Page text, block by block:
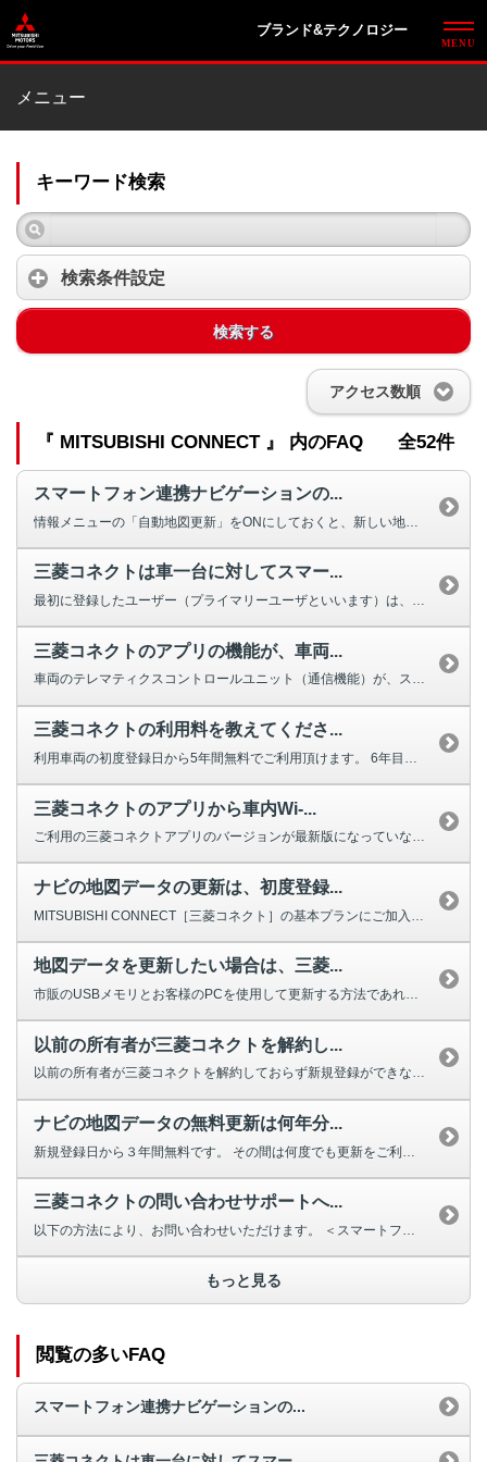
ブランド&テクノロジー
メニュー
キーワード検索
検索条件設定
検索する
アクセス数順
『 MITSUBISHI CONNECT 』 内のFAQ 全52件
スマートフォン連携ナビゲーションの...
三菱コネクトは車一台に対してスマー...
最初に登録したユーザー（プライマリーユーザといいます）は、最大３名のユーザ...
三菱コネクトのアプリの機能が、車両...
車両のテレマティクスコントロールユニット（通信機能）が、スリープ状態（電力...
三菱コネクトの利用料を教えてくださ...
利用車両の初度登録日から5年間無料でご利用頂けます。 6年目以降は7,9...
三菱コネクトのアプリから車内Wi-...
ご利用の三菱コネクトアプリのバージョンが最新版になっていない可能性が考えら...
ナビの地図データの更新は、初度登録...
地図データを更新したい場合は、三菱...
市販のUSBメモリとお客様のPCを使用して更新する方法であれば、MITSU...
以前の所有者が三菱コネクトを解約し...
以前の所有者が三菱コネクトを解約しておらず新規登録ができない場合は、三菱自...
ナビの地図データの無料更新は何年分...
三菱コネクトの問い合わせサポートへ...
以下の方法により、お問い合わせいただけます。 ＜スマートフォン連携ナ...
もっと見る
閲覧の多いFAQ
スマートフォン連携ナビゲーションの...